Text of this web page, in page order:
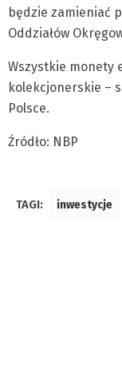
będzie zamieniać
Oddziałów
Wszystkie monety
kolekcjonerskie –
Polsce.
Źródło: NBP
TAGI: inwestycje